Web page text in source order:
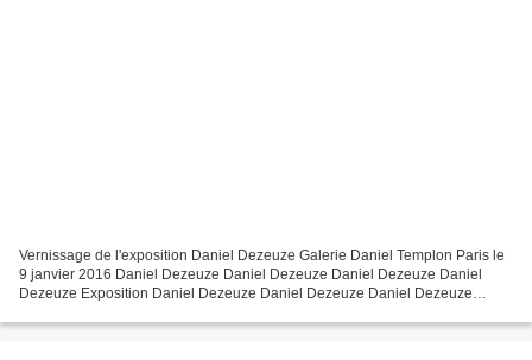
Vernissage de l'exposition Daniel Dezeuze Galerie Daniel Templon Paris le
9 janvier 2016 Daniel Dezeuze Daniel Dezeuze Daniel Dezeuze Daniel
Dezeuze Exposition Daniel Dezeuze Daniel Dezeuze Daniel Dezeuze